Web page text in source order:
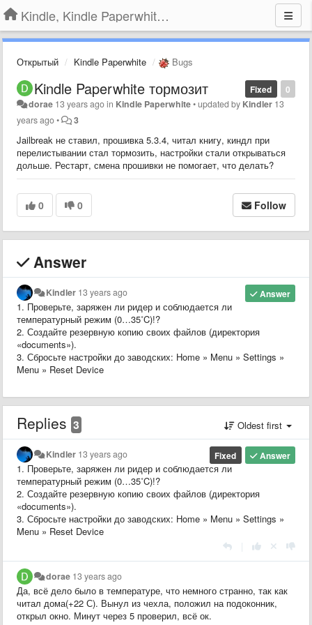
Kindle, Kindle Paperwhite, Kindle Voyage
Открытый Kindle Paperwhite Bugs
0
Fixed
Kindle Paperwhite тормозит
dorae 13 years agoin Kindle Paperwhite•updated by Kindler 13
years ago• 3
Jailbreak не ставил, прошивка 5.3.4, читал книгу, киндл при
перелистывании стал тормозить, настройки стали открываться
дольше. Рестарт, смена прошивки не помогает, что делать?
0 0 Follow
Answer
Answer
Kindler 13 years ago
1. Проверьте, заряжен ли ридер и соблюдается ли
температурный режим (0…35˚C)!?
2. Создайте резервную копию своих файлов (директория
«documents»).
3. Сбросьте настройки до заводских: Home » Menu » Settings »
Menu » Reset Device
Replies 3 Oldest first
Answer
Fixed
Kindler 13 years ago
1. Проверьте, заряжен ли ридер и соблюдается ли
температурный режим (0…35˚C)!?
2. Создайте резервную копию своих файлов (директория
«documents»).
3. Сбросьте настройки до заводских: Home » Menu » Settings »
Menu » Reset Device
dorae 13 years ago
Да, всё дело было в температуре, что немного странно, так как
читал дома(+22 С). Вынул из чехла, положил на подоконник,
открыл окно. Минут через 5 проверил, всё ок.